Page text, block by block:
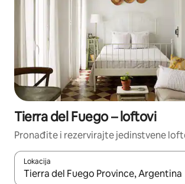
Tierra del Fuego – loftovi
Pronađite i rezervirajte jedinstvene
Lokacija
Kada budu dostupni rezultati, moći ćete